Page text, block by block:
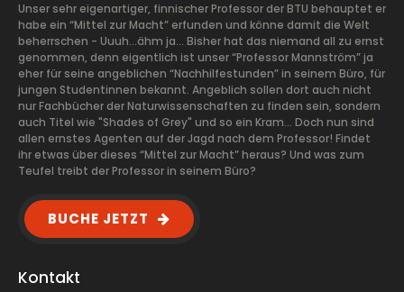
Unser sehr eigenartiger, finnischer Professor der BTU behauptet er
habe ein “Mittel zur Macht” erfunden und könne damit die Welt
beherrschen - Uuuh...ähm ja... Bisher hat das niemand all zu ernst
genommen, denn eigentlich ist unser “Professor Mannström” ja
eher für seine angeblichen “Nachhilfestunden” in seinem Büro, für
jungen Studentinnen bekannt. Angeblich sollen dort auch nicht
nur Fachbücher der Naturwissenschaften zu finden sein, sondern
auch Titel wie "Shades of Grey" und so ein Kram... Doch nun sind
allen ernstes Agenten auf der Jagd nach dem Professor! Findet
ihr etwas über dieses “Mittel zur Macht” heraus? Und was zum
Teufel treibt der Professor in seinem Büro?
BUCHE JETZT
Kontakt